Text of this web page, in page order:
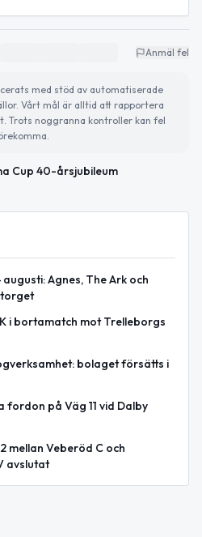
Anmäl fel
med stöd av automatiserade
Vårt mål är alltid att rapportera
Trots noggranna kontroller kan fel
Cup 40-årsjubileum
Agnes, The Ark och
i bortamatch mot Trelleborgs
bolaget försätts i
fordon på Väg 11 vid Dalby
mellan Veberöd C och
avslutat